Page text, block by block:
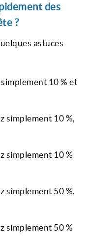
des
?
astuces
10 % et
simplement 10 %,
simplement 10 %
simplement 50 %,
simplement 50 %